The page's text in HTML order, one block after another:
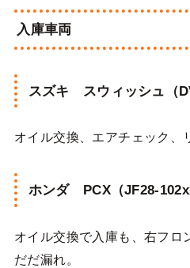
入庫車両
スズキ スウィッシュ（
オイル交換、エアチェック、
ホンダ PCX（JF28-
オイル交換で入庫も、右フロ
だだ漏れ。